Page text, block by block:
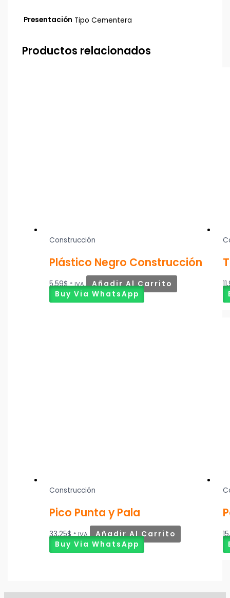
Presentación Tipo Cementera
Productos relacionados
Construcción
Plástico Negro Construcción
5,59$ * IVA
Añadir Al Carrito
Buy Via WhatsApp
Construcción
Pico Punta y Pala
33,25$ * IVA
Añadir Al Carrito
Buy Via WhatsApp